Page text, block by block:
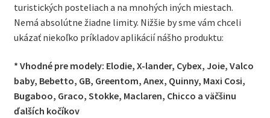
turistických posteliach a na mnohých iných miestach.
Nemá absolútne žiadne limity. Nižšie by sme vám chceli
ukázať niekoľko príkladov aplikácií nášho produktu:
* Vhodné pre modely: Elodie, X-lander, Cybex, Joie, Valco
baby, Bebetto, GB, Greentom, Anex, Quinny, Maxi Cosi,
Bugaboo, Graco, Stokke, Maclaren, Chicco a väčšinu
ďalších kočíkov